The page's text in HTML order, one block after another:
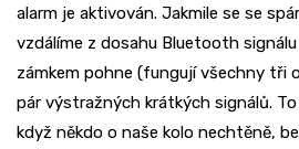
alarm je aktivován. Jakmile se se
vzdálíme z dosahu Bluetooth
zámkem pohne (fungují všechny tři
pár výstražných krátkých signálů.
když někdo o naše kolo nechtěně,